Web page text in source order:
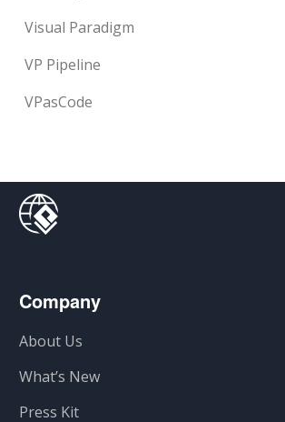
Visual Paradigm
VP Pipeline
VPasCode
Company
About Us
What’s New
Press Kit